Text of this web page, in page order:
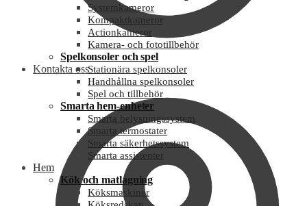
Kontakta oss
Systemkameror
Kompaktkameror
Actionkameror
Kamera- och fototillbehör
Spelkonsoler och spel
Stationära spelkonsoler
Handhållna spelkonsoler
Spel och tillbehör
Smarta hem-enheter
Smarta belysningssystem
Smarta termostater
Smarta säkerhetssystem
Smarta assistenter
Hem
Kök och matlagning
Köksmaskiner